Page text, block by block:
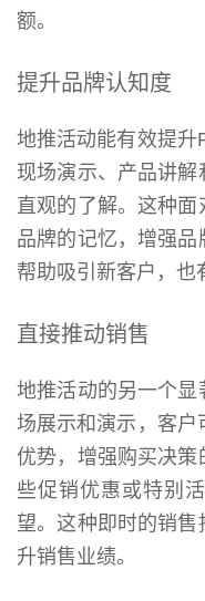
额。
提升品牌认知度
地推活动能有效提升
现场演示、产品讲
直观的了解。这种
品牌的记忆，增强
帮助吸引新客户，也
直接推动销售
地推活动的另一个
场展示和演示，客户
优势，增强购买决
些促销优惠或特别
望。这种即时的销
升销售业绩。